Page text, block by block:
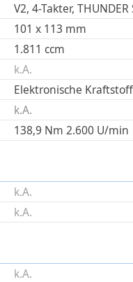
V2, 4-Takter,
101 x 113 mm
1.811 ccm
k.A.
Elektronische
k.A.
138,9 Nm 2.600 U/min
k.A.
k.A.
k.A.